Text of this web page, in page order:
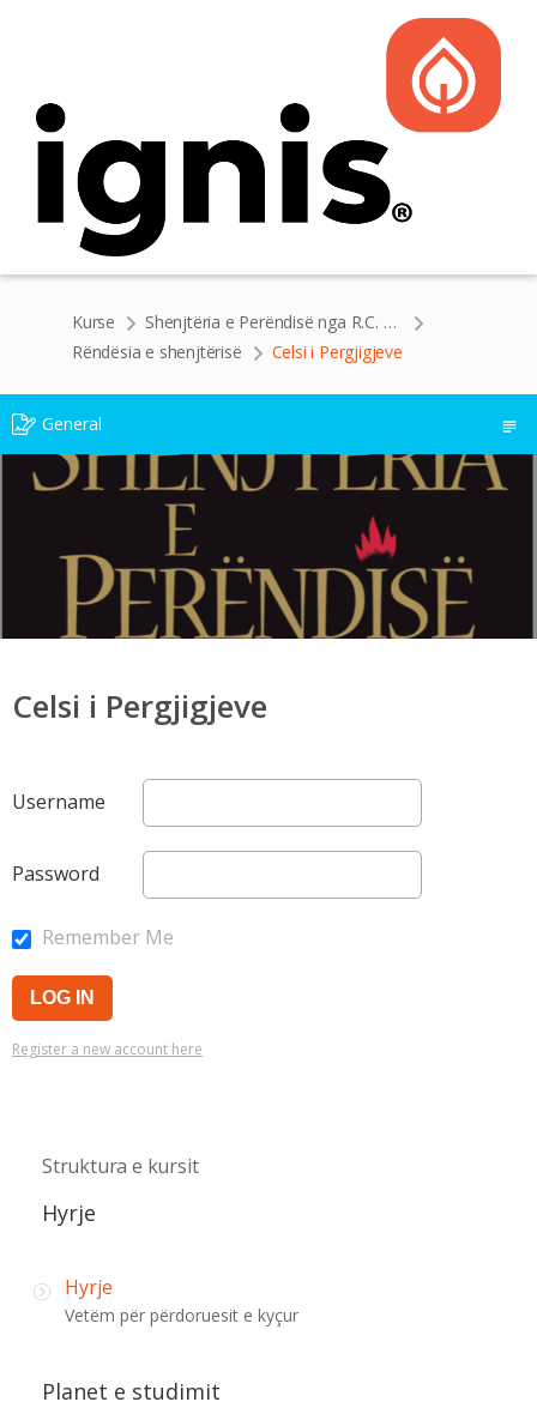
Kurse
Shenjtëria e Perëndisë nga R.C. Sproul
Rëndësia e shenjtërisë
Celsi i Pergjigjeve
General
Celsi i Pergjigjeve
Username
Password
Remember Me
Register a new account here
Struktura e kursit
Hyrje
Hyrje
Vetëm për përdoruesit e kyçur
Planet e studimit